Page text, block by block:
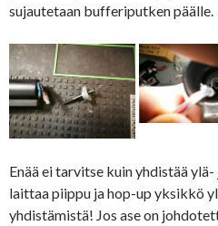
sujautetaan bufferiputken päälle.
Enää ei tarvitse kuin yhdistää
laittaa piippu ja hop-up yksikkö
yhdistämistä! Jos ase on